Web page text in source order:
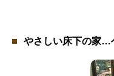
やさしい床下の家…